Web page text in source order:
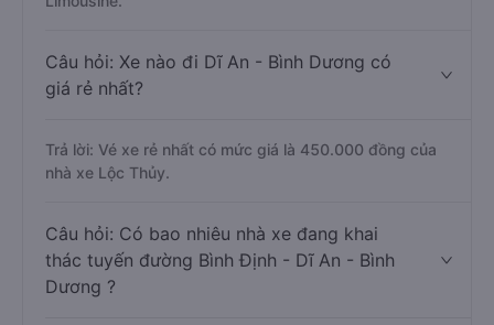
Câu hỏi: Xe nào đi Dĩ An - Bình Dương có
giá rẻ nhất?
Trả lời: Vé xe rẻ nhất có mức giá là 450.000 đồng của
nhà xe Lộc Thủy.
Câu hỏi: Có bao nhiêu nhà xe đang khai
thác tuyến đường Bình Định - Dĩ An - Bình
Dương ?